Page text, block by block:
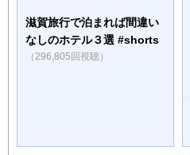
滋賀旅行で泊まれば間違い
なしのホテル３選 #shorts
（296,805回視聴）